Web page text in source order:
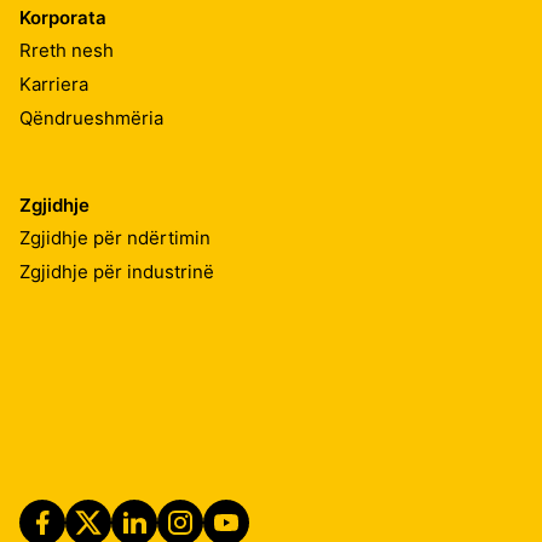
Korporata
Rreth nesh
Karriera
Qëndrueshmëria
Zgjidhje
Zgjidhje për ndërtimin
Zgjidhje për industrinë